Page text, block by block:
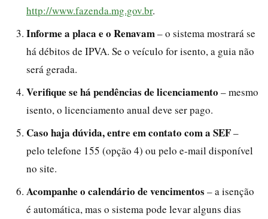
http://www.fazenda.mg.gov.br.
Informe a placa e o Renavam– o sistema mostrará se
há débitos de IPVA. Se o veículo for isento, a guia não
será gerada.
Verifique se há pendências de licenciamento – mesmo
isento, o licenciamento anual deve ser pago.
Caso haja dúvida, entre em contato com a SEF–
pelo telefone 155 (opção 4) ou pelo e-mail disponível
no site.
Acompanhe o calendário de vencimentos – a isenção
é automática, mas o sistema pode levar alguns dias